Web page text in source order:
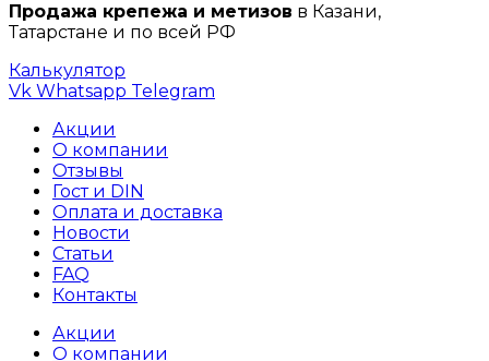
Продажа крепежа и метизов в Казани,
Татарстане и по всей РФ
Калькулятор
Vk Whatsapp Telegram
Акции
О компании
Отзывы
Гост и DIN
Оплата и доставка
Новости
Статьи
FAQ
Контакты
Акции
О компании